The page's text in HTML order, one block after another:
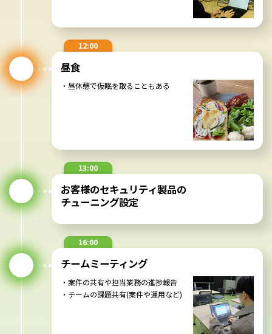
12:00
昼食
・昼休憩で仮眠を取ることもある
13:00
お客様のセキュリティ製品の
チューニング設定
16:00
チームミーティング
・案件の共有や担当業務の進捗報告
・チームの課題共有(案件や運用など)
Webサイトの巡回
診断ツールの設定
ツールによる自動診断
手動診断
お客様からの診断作業の要望時間は17時
までが多い
診断結果の整理や報告書の作成
13:00
教育/管理業務
・質問や懸念点に対する質疑応答